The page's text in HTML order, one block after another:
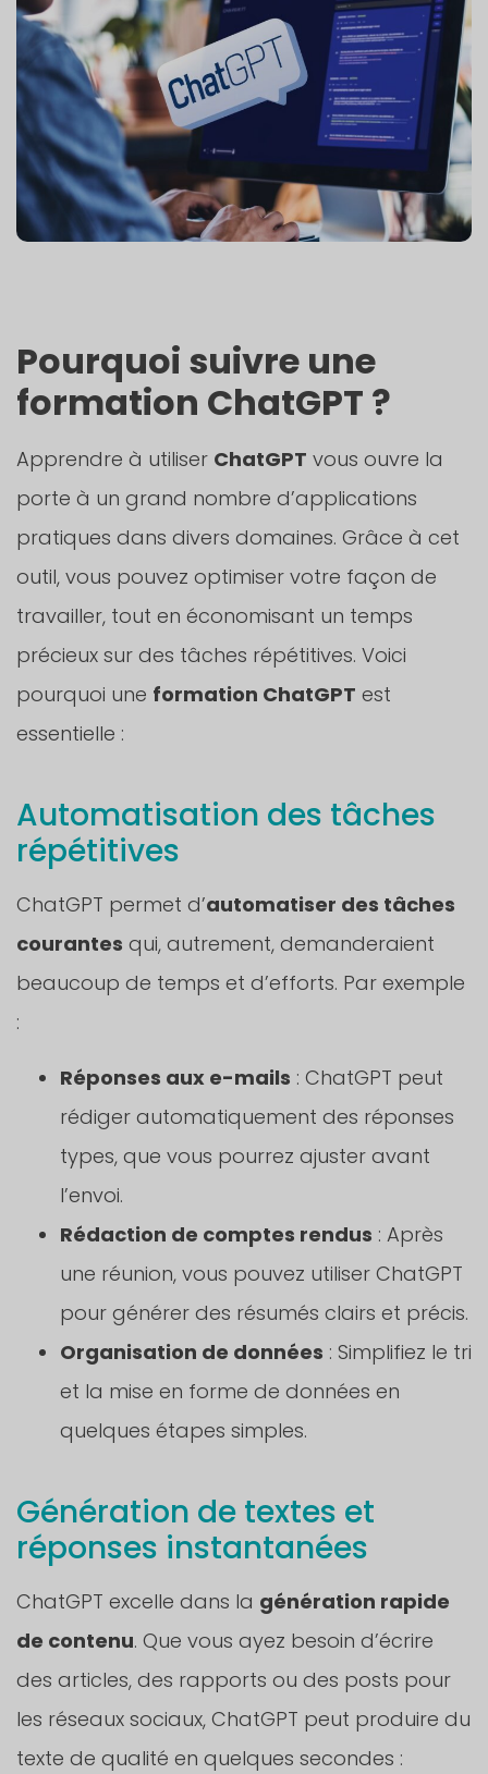
Pourquoi suivre une
formation ChatGPT ?
Apprendre à utiliser ChatGPT vous ouvre la
porte à un grand nombre d’applications
pratiques dans divers domaines. Grâce à cet
outil, vous pouvez optimiser votre façon de
travailler, tout en économisant un temps
précieux sur des tâches répétitives. Voici
pourquoi une formation ChatGPT est
essentielle :
Automatisation des tâches
répétitives
ChatGPT permet d’automatiser des tâches
courantes qui, autrement, demanderaient
beaucoup de temps et d’efforts. Par exemple
:
Réponses aux e-mails : ChatGPT peut
rédiger automatiquement des réponses
types, que vous pourrez ajuster avant
l’envoi.
Rédaction de comptes rendus : Après
une réunion, vous pouvez utiliser ChatGPT
pour générer des résumés clairs et précis.
Organisation de données : Simplifiez le tri
et la mise en forme de données en
quelques étapes simples.
Génération de textes et
réponses instantanées
ChatGPT excelle dans la génération rapide
de contenu. Que vous ayez besoin d’écrire
des articles, des rapports ou des posts pour
les réseaux sociaux, ChatGPT peut produire du
texte de qualité en quelques secondes :